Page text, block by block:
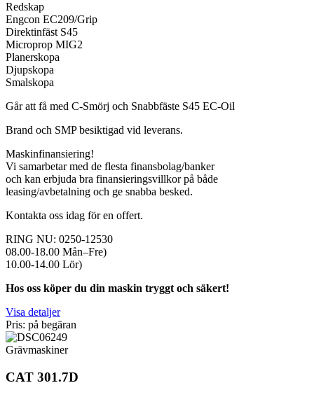
Redskap
Engcon EC209/Grip
Direktinfäst S45
Microprop MIG2
Planerskopa
Djupskopa
Smalskopa
Går att få med C-Smörj och Snabbfäste S45 EC-Oil
Brand och SMP besiktigad vid leverans.
Maskinfinansiering!
Vi samarbetar med de flesta finansbolag/banker
och kan erbjuda bra finansieringsvillkor på både
leasing/avbetalning och ge snabba besked.
Kontakta oss idag för en offert.
RING NU: 0250-12530
08.00-18.00 Mån–Fre)
10.00-14.00 Lör)
Hos oss köper du din maskin tryggt och säkert!
Visa detaljer
Pris: på begäran
Grävmaskiner
CAT 301.7D